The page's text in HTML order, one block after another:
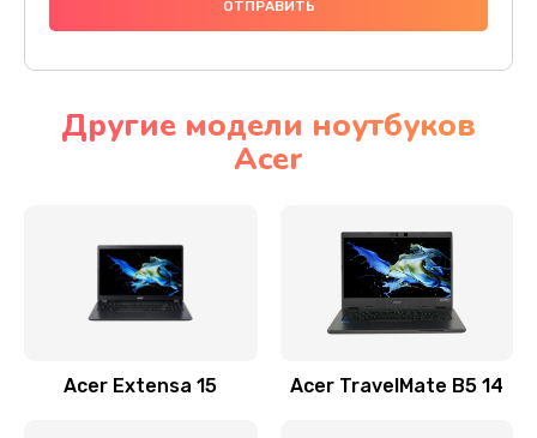
Ремонт подсветки
Настройка BIOS
Замена видеочипа
Заказать
Другие модели ноутбуков
Acer
Acer Extensa 15 Acer TravelMate B5 14